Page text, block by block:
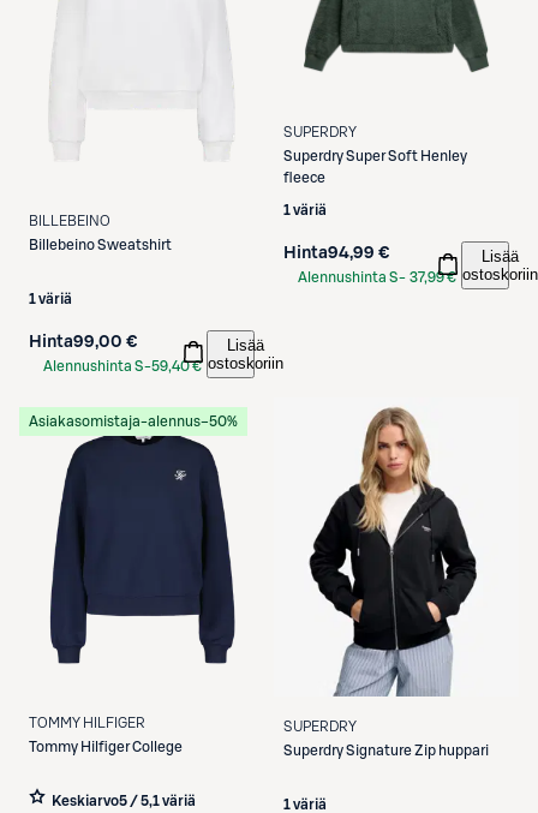
BILLEBEINO
BillebeinoSweatshirt
1 väriä
Hinta99,00 €
Alennushinta S-59,40 €
Lisää
ostoskoriin
SUPERDRY
SuperdrySuper Soft Henley
fleece
1 väriä
Hinta94,99 €
Alennushinta S- 37,99 €
Lisää
ostoskoriin
Asiakasomistaja-alennus−50%
TOMMY HILFIGER
Tommy HilfigerCollege
Keskiarvo5 / 5,1 väriä
SUPERDRY
SuperdrySignature Zip huppari
1 väriä